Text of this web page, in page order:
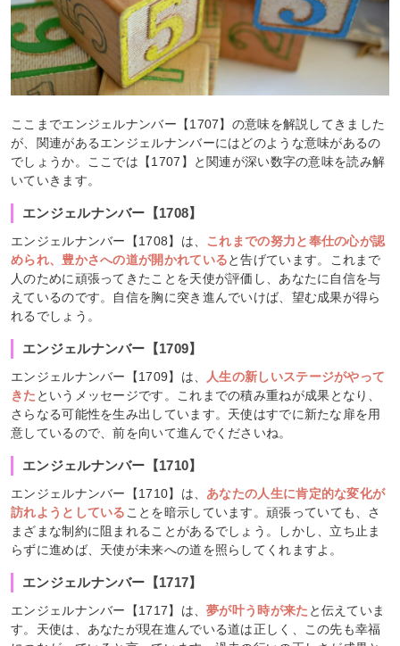
ここまでエンジェルナンバー【1707】の意味を解説してきました
が、関連があるエンジェルナンバーにはどのような意味があるの
でしょうか。ここでは【1707】と関連が深い数字の意味を読み解
いていきます。
エンジェルナンバー【1708】
エンジェルナンバー【1708】は、 これまでの努力と奉仕の心が認
められ、豊かさへの道が開かれていると告げています。これまで
人のために頑張ってきたことを天使が評価し、あなたに自信を与
えているのです。自信を胸に突き進んでいけば、望む成果が得ら
れるでしょう。
エンジェルナンバー【1709】
エンジェルナンバー【1709】は、
人生の新しいステージがやって
きた というメッセージです。これまでの積み重ねが成果となり、
さらなる可能性を生み出しています。天使はすでに新たな扉を用
意しているので、前を向いて進んでくださいね。
エンジェルナンバー【1710】
エンジェルナンバー【1710】は、あなたの人生に肯定的な変化が
訪れようとしていることを暗示しています。頑張っていても、さ
まざまな制約に阻まれることがあるでしょう。しかし、立ち止ま
らずに進めば、天使が未来への道を照らしてくれますよ。
エンジェルナンバー【1717】
エンジェルナンバー【1717】は、夢が叶う時が来た と伝えていま
す。天使は、あなたが現在進んでいる道は正しく、この先も幸福